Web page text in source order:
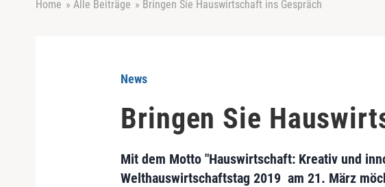
Home » Alle Beiträge » Bringen Sie Hauswirtschaft ins Gespräch
News
Bringen Sie
Mit dem Motto "Hauswirtschaft: Kreativ und
Welthauswirtschaftstag 2019 am 21. März